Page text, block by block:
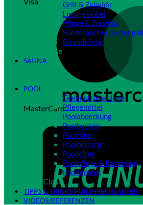
MasterCard
Grill & Zubehör
Loungemöbel
Pflege & Zubehör
Sonderposten
Strandkörbe
Close
SAUNA
POOL
Gegenstromanlage
Pflegemittel
Poolabdeckung
Poolbecken
Poolfilter
Poolheizung
Poolleiter
Poolpflege & Reinigung
Pooltechnik
Close
TIPPS & TRICKS FÜR IHREN GARTEN
VIDEOS/REFERENZEN